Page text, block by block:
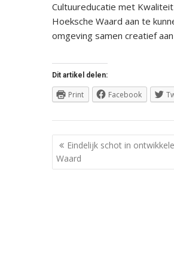
Cultuureducatie met
Hoeksche Waard aan te
omgeving samen creatief
Dit artikel delen:
Print Facebook
Berichtnavigatie
Eindelijk schot in
Waard